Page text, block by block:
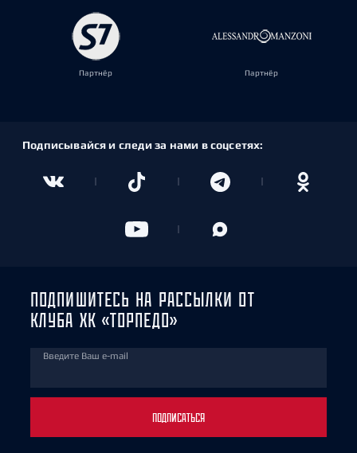
Партнёр Партнёр
Подписывайся и следи за нами в соцсетях:
ПОДПИШИТЕСЬ НА РАССЫЛКИ ОТ
КЛУБА ХК «ТОРПЕДО»
Введите Ваш e-mail
ПОДПИСАТЬСЯ